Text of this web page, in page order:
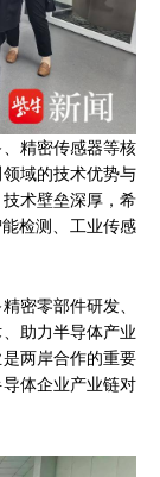
精密传感器等核
域的技术优势与
术壁垒深厚，希
检测、工业传感
密零部件研发、
助力半导体产业
两岸合作的重要
体企业产业链对